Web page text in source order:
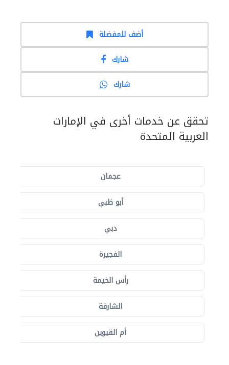
أضف للمفضلة
شارك
شارك
تحقق عن خدمات أخرى في الإمارات
العربية المتحدة
عجمان
أبو ظبي
دبي
الفجيرة
رأس الخيمة
الشارقة
أم القيوين